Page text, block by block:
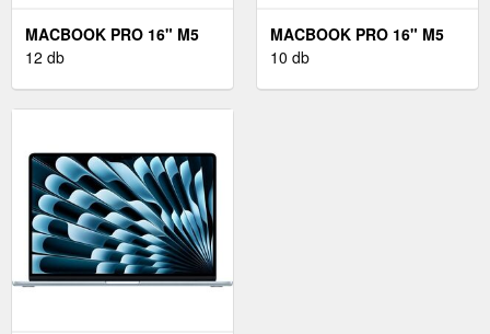
MACBOOK PRO 16" M5
MAX INTERNATIONAL
12 db
MACBOOK PRO 16" M5
MAX INTERNATIONAL
10 db